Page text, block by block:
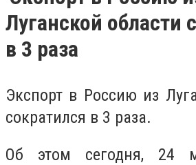
Луганской области
в 3 раза
Экспорт в Россию из
сократился в 3 раза.
Об этом сегодня, 24